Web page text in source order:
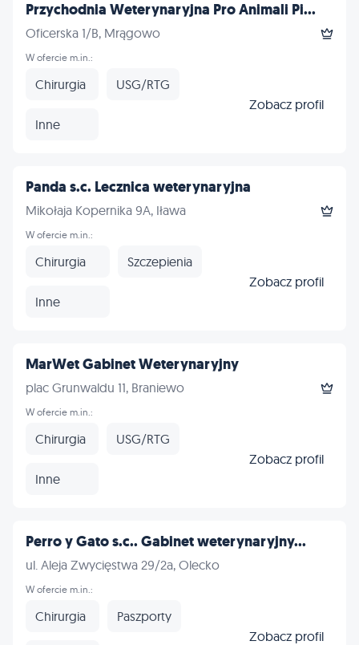
Przychodnia Weterynaryjna Pro Animali Pi...
Oficerska 1/B, Mrągowo
W ofercie m.in.:
Chirurgia USG/RTG
Inne
Zobacz profil
Panda s.c. Lecznica weterynaryjna
Mikołaja Kopernika 9A, Iława
W ofercie m.in.:
Chirurgia Szczepienia
Inne
Zobacz profil
MarWet Gabinet Weterynaryjny
plac Grunwaldu 11, Braniewo
W ofercie m.in.:
Chirurgia USG/RTG
Inne
Zobacz profil
Perro y Gato s.c.. Gabinet weterynaryjny...
ul. Aleja Zwycięstwa 29/2a, Olecko
W ofercie m.in.:
Chirurgia
Paszporty
Zobacz profil